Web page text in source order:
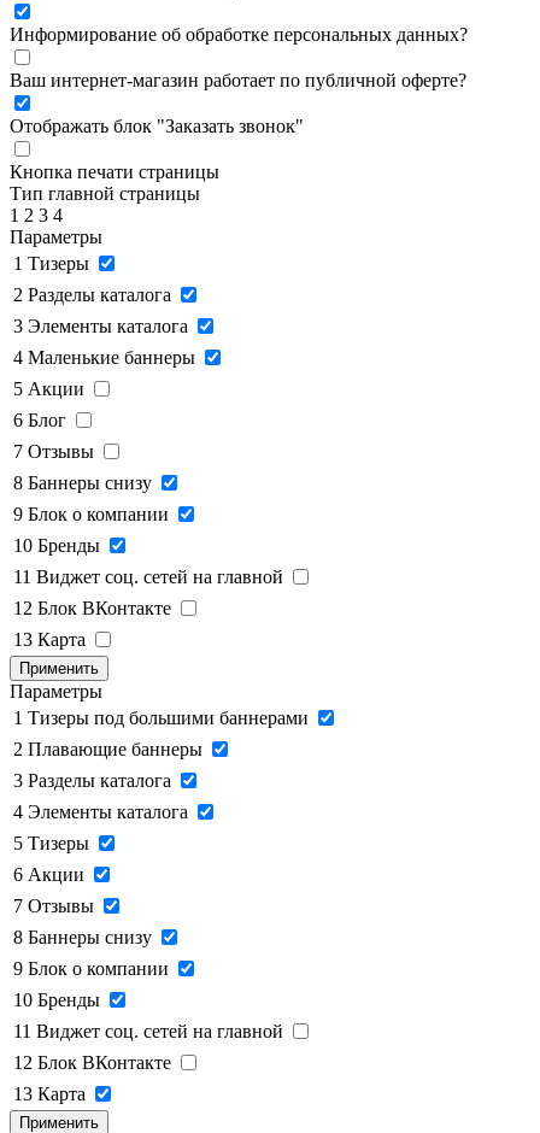
Информирование об обработке персональных данных?
Ваш интернет-магазин работает по публичной оферте?
Отображать блок "Заказать звонок"
Кнопка печати страницы
Тип главной страницы
1 2 3 4
Параметры
1 Тизеры
2 Разделы каталога
3 Элементы каталога
4 Маленькие баннеры
5 Акции
6 Блог
7 Отзывы
8 Баннеры снизу
9 Блок о компании
10 Бренды
11 Виджет соц. сетей на главной
12 Блок ВКонтакте
13 Карта
Применить
Параметры
1 Тизеры под большими баннерами
2 Плавающие баннеры
3 Разделы каталога
4 Элементы каталога
5 Тизеры
6 Акции
7 Отзывы
8 Баннеры снизу
9 Блок о компании
10 Бренды
11 Виджет соц. сетей на главной
12 Блок ВКонтакте
13 Карта
Применить